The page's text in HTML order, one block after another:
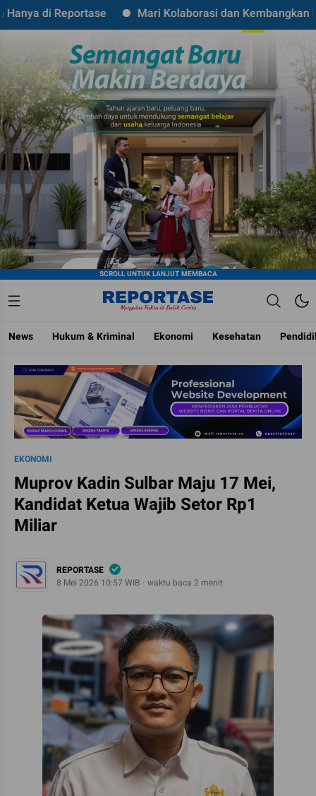
Mari Kolaborasi dan Kembangkan Bisnis Anda
Reportase
Mengulas Fakta Di Balik Cerita
News Hukum & Kriminal Ekonomi Kesehatan
EKONOMI
Muprov Kadin Sulbar Maju 17 Mei,
Kandidat Ketua Wajib Setor Rp1
Miliar
REPORTASE
8 Mei 2026 10:57 WIB
waktu baca 2 menit